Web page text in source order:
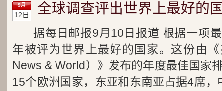
9月
12日 全球调查评出世界上最好的
据每日邮报9月10日报道 根据一项
年被评为世界上最好的国家。这份由
News & World）》发布的年度最佳国家
15个欧洲国家，东亚和东南亚占据4席